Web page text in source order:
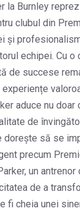
la Burnley
clubul din
și
echipei. Cu o
de succese
aduce nu doar
de
dorește să se
precum
un antrenor
de a
fi cheia unei